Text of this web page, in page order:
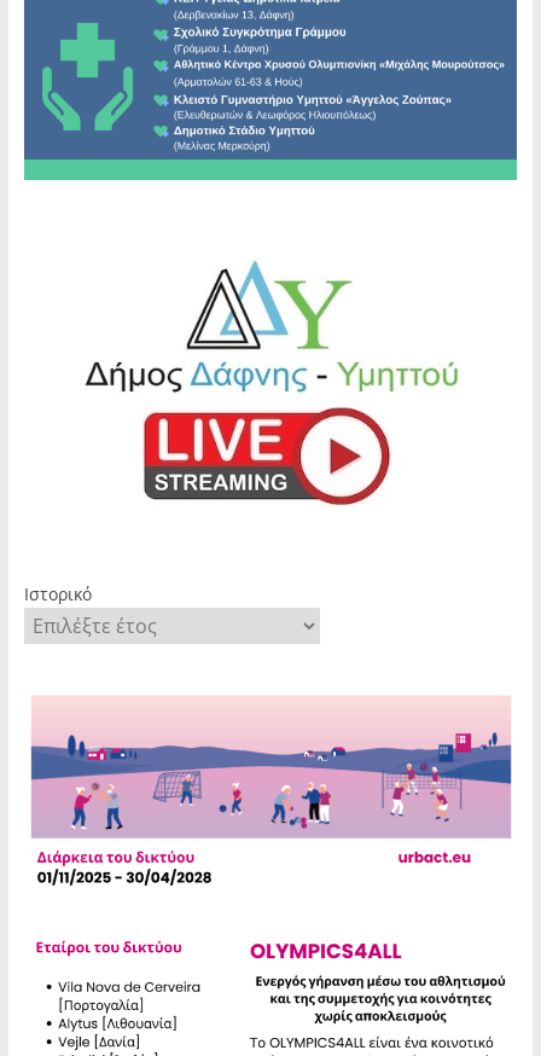
Ιστορικό